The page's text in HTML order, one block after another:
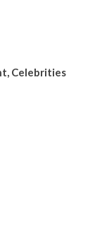
Celebrities